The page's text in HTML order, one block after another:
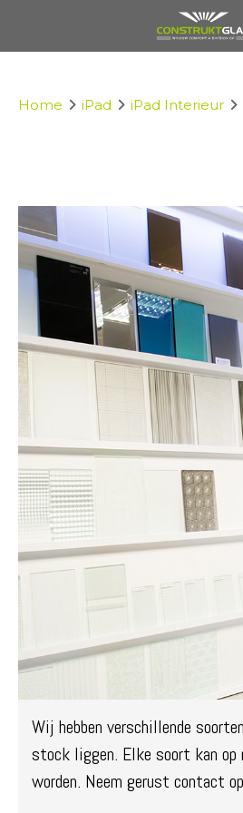
Home iPad iPad Interieur
Wij hebben verschillende
stock liggen. Elke soort kan op
worden. Neem gerust contact